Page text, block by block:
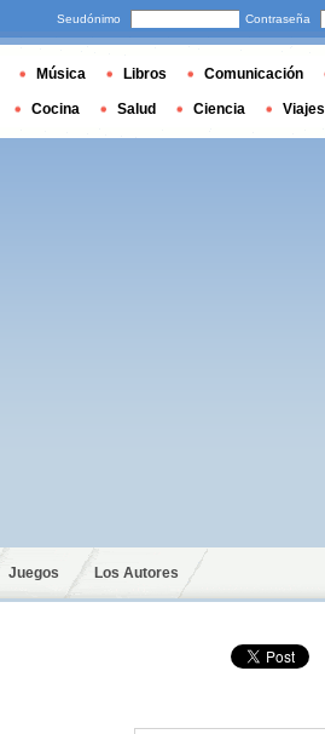
Juegos Los Autores
Seudónimo Contraseña
Música Libros Comunicación
Cocina Salud Ciencia Viajes